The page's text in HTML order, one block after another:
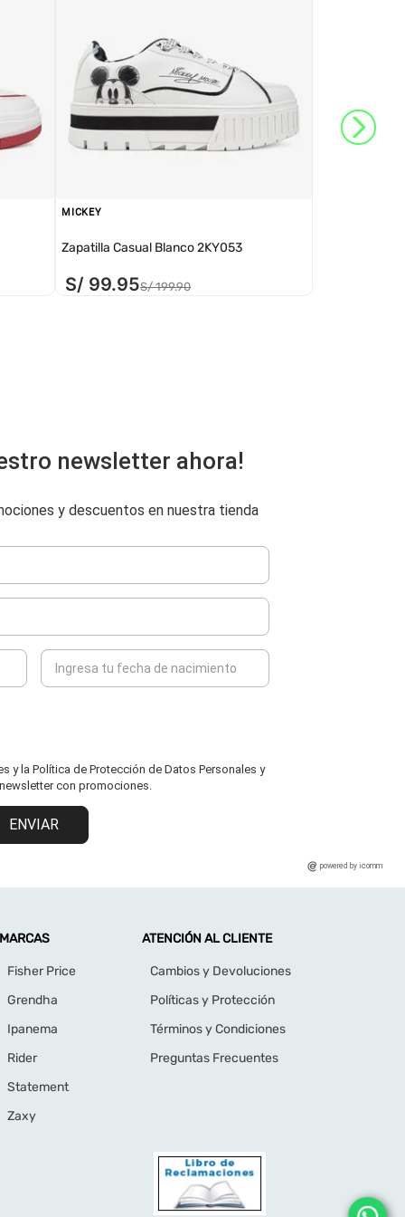
MICKEY
Zapatilla Casual Blanco 2KY053
S/ 99.95S/ 199.90
newsletter ahora!
y descuentos en nuestra tienda
y la Política de Protección de Datos Personales y
con promociones.
ENVIAR
powered by icomm
Fisher Price
Grendha
Ipanema
Rider
Statement
Zaxy
ATENCIÓN AL CLIENTE
Cambios y Devoluciones
Políticas y Protección
Términos y Condiciones
Preguntas Frecuentes